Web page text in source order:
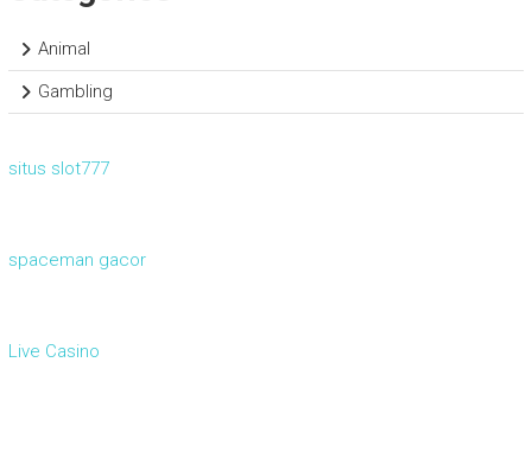
Animal
Gambling
situs slot777
spaceman gacor
Live Casino